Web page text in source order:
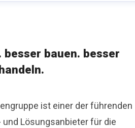
besser bauen. besser
handeln.
ist einer der führenden
Lösungsanbieter für die